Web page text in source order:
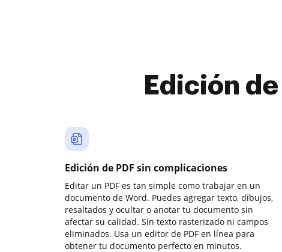
Edición
Edición de PDF sin complicaciones
Editar un PDF es tan simple como trabajar en un
documento de Word. Puedes agregar texto, dibujos,
resaltados y ocultar o anotar tu documento sin
afectar su calidad. Sin texto rasterizado ni campos
eliminados. Usa un editor de PDF en línea para
obtener tu documento perfecto en minutos.